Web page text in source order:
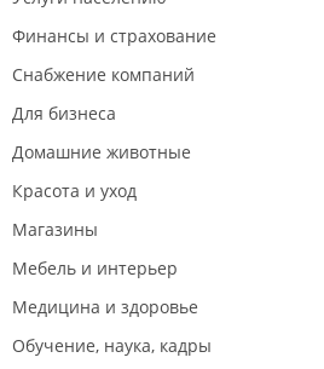
Финансы и страхование
Снабжение компаний
Для бизнеса
Домашние животные
Красота и уход
Магазины
Мебель и интерьер
Медицина и здоровье
Обучение, наука, кадры